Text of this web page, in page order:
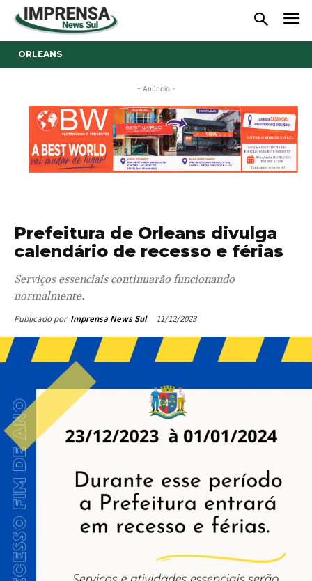
ORLEANS
- Anúncio -
Prefeitura de Orleans divulga
calendário de recesso e férias
Serviços essenciais continuarão funcionando
normalmente.
Publicado por Imprensa News Sul 11/12/2023